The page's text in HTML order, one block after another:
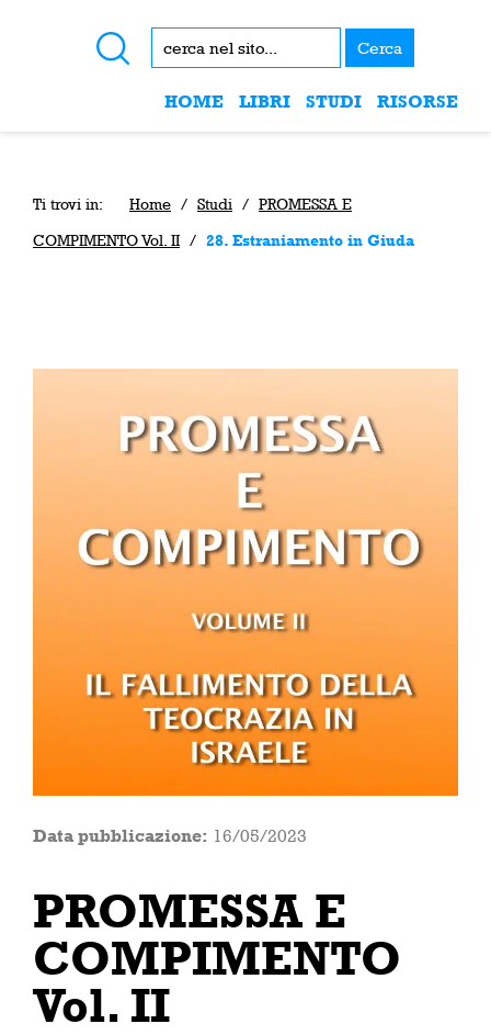
Cerca
HOME LIBRI STUDI RISORSE
Ti trovi in: Home / Studi / PROMESSA E
COMPIMENTO Vol. II / 28. Estraniamento in Giuda
Data pubblicazione: 16/05/2023
PROMESSA E
COMPIMENTO
Vol. II